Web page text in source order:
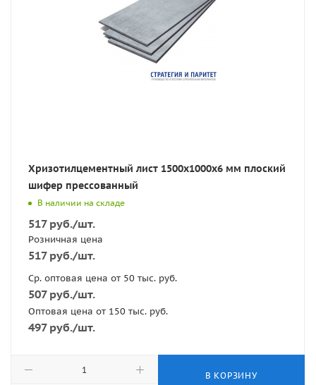
Хризотилцементный лист 1500х1000х6 мм плоский
шифер прессованный
В наличии на складе
517руб./шт.
Розничная цена
517руб./шт.
Ср. оптовая цена от 50 тыс. руб.
507руб./шт.
Оптовая цена от 150 тыс. руб.
497руб./шт.
В КОРЗИНУ